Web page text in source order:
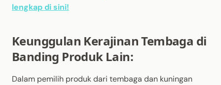
lengkap di sini!
Keunggulan Kerajinan Tembaga di
Banding Produk Lain:
Dalam pemilih produk dari tembaga dan kuningan